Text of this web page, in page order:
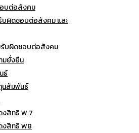
บต่อสังคม
บผิดชอบต่อสังคม และ
รับผิดชอบต่อสังคม
มยั่งยืน
ธ์
นสัมพันธ์
สิทธิ W 7
สิทธิ W8